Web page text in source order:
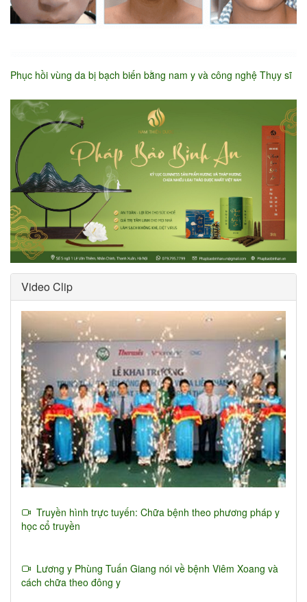
Phục hồi vùng da bị bạch biến bằng nam y và công nghệ Thụy sĩ
Video Clip
Truyền hình trực tuyến: Chữa bệnh theo phương pháp y
học cổ truyền
Lương y Phùng Tuấn Giang nói về bệnh Viêm Xoang và
cách chữa theo đông y